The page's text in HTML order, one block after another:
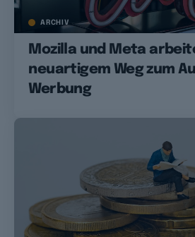
ARCHIV
Mozilla und Meta
neuartigem Weg zum
Werbung